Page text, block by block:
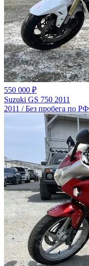
550 000 ₽
Suzuki GS 750 2011
2011 / Без пробега по РФ